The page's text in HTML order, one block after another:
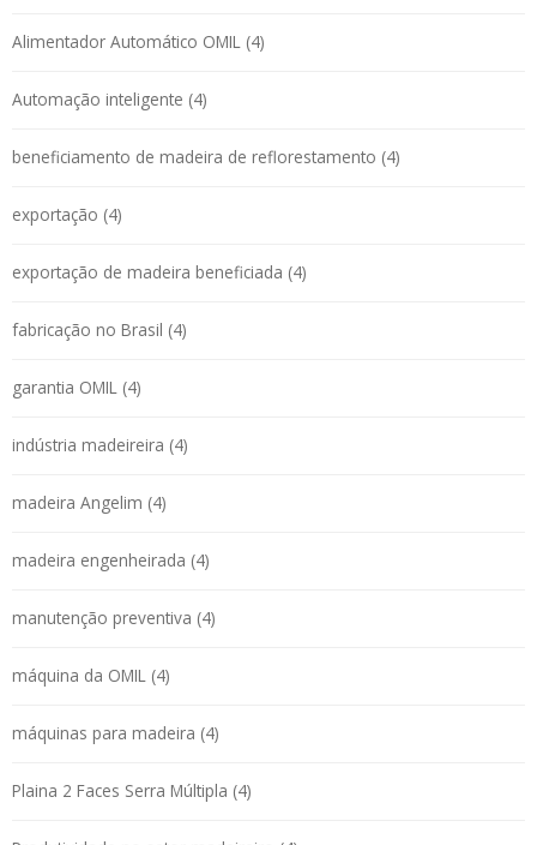
Alimentador Automático OMIL (4)
Automação inteligente (4)
beneficiamento de madeira de reflorestamento (4)
exportação (4)
exportação de madeira beneficiada (4)
fabricação no Brasil (4)
garantia OMIL (4)
indústria madeireira (4)
madeira Angelim (4)
madeira engenheirada (4)
manutenção preventiva (4)
máquina da OMIL (4)
máquinas para madeira (4)
Plaina 2 Faces Serra Múltipla (4)